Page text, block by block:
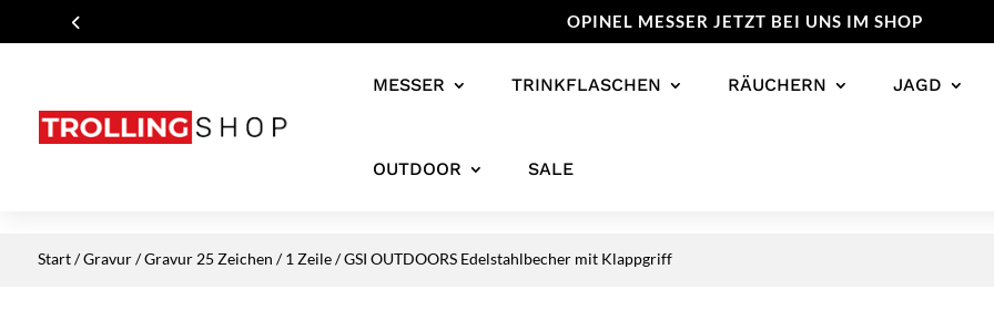
OPINEL MESSER JETZT BEI UNS IM SHOP
MESSER TRINKFLASCHEN RÄUCHERN JAGD
OUTDOOR SALE
Start/Gravur/Gravur 25 Zeichen / 1 Zeile/ GSI OUTDOORS Edelstahlbecher mit Klappgriff